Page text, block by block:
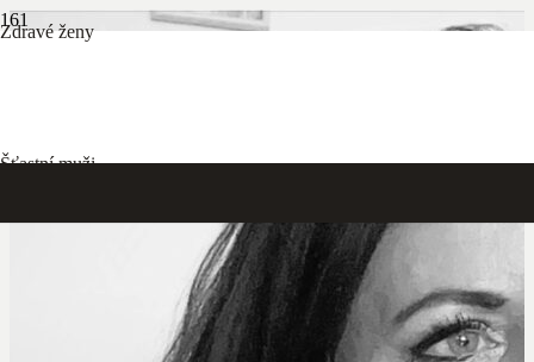
Zdravé ženy
Šťastní muži